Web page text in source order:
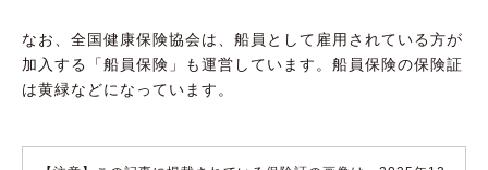
なお、全国健康保険協会は、船員として雇用されている方が
加入する「船員保険」も運営しています。船員保険の保険証
は黄緑などになっています。